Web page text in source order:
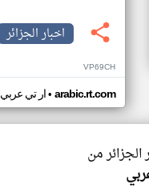
اخبار الجزائر
VP69CH
ار تي عربي• arabic.rt.com
الجزائر من